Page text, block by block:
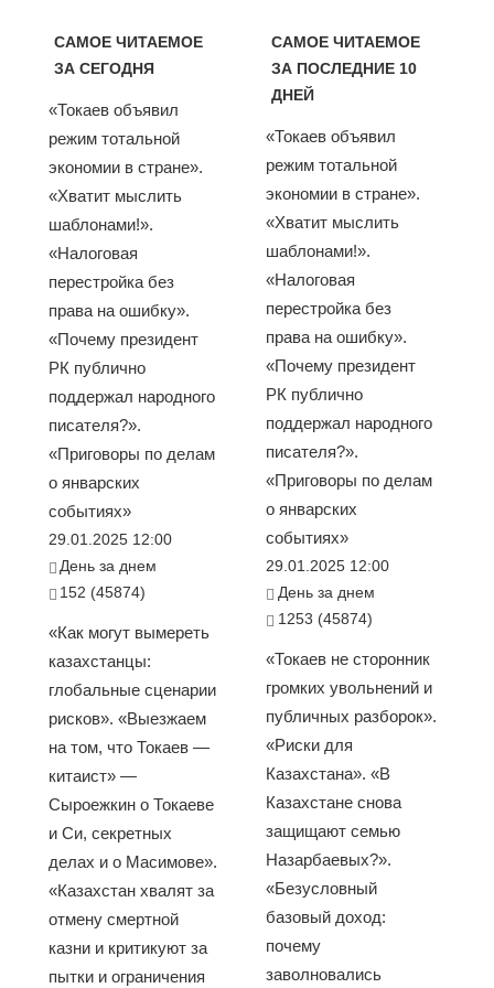
САМОЕ ЧИТАЕМОЕ
ЗА СЕГОДНЯ
«Токаев объявил
режим тотальной
экономии в стране».
«Хватит мыслить
шаблонами!».
«Налоговая
перестройка без
права на ошибку».
«Почему президент
РК публично
поддержал народного
писателя?».
«Приговоры по делам
о январских
событиях»
29.01.2025 12:00
День за днем
152 (45874)
«Как могут вымереть
казахстанцы:
глобальные сценарии
рисков». «Выезжаем
на том, что Токаев —
китаист» —
Сыроежкин о Токаеве
и Си, секретных
делах и о Масимове».
«Казахстан хвалят за
отмену смертной
казни и критикуют за
пытки и ограничения
САМОЕ ЧИТАЕМОЕ
ЗА ПОСЛЕДНИЕ 10
ДНЕЙ
«Токаев объявил
режим тотальной
экономии в стране».
«Хватит мыслить
шаблонами!».
«Налоговая
перестройка без
права на ошибку».
«Почему президент
РК публично
поддержал народного
писателя?».
«Приговоры по делам
о январских
событиях»
29.01.2025 12:00
День за днем
1253 (45874)
«Токаев не сторонник
громких увольнений и
публичных разборок».
«Риски для
Казахстана». «В
Казахстане снова
защищают семью
Назарбаевых?».
«Безусловный
базовый доход:
почему
заволновались